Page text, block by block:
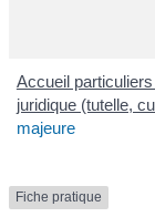
Accueil particuliers
juridique (tutelle,
majeure
Fiche pratique